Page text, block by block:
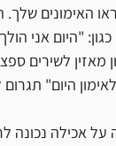
האימונים
"היום אני
לשירים
היום"
על אכילה נכונה